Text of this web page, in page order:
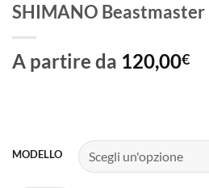
SHIMANO Beastmaster
A partire da 120,00€
MODELLO